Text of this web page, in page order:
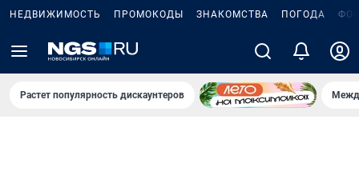
НЕДВИЖИМОСТЬ ПРОМОКОДЫ ЗНАКОМСТВА ПОГОДА
Растет популярность дискаунтеров